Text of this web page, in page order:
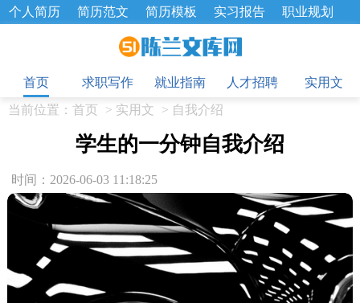
个人简历 简历范文 简历模板 实习报告
职业规划
招聘选拔 绩效考核 企业文化
工作总结
辞职报告
首页
求职写作 就业指南 人才招聘
实用文
当前位置： 首页 > 实用文 > 自我介绍
学生的一分钟自我介绍
时间：2026-06-03 11:18:25